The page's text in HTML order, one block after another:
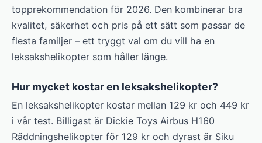
topprekommendation för 2026. Den kombinerar bra
kvalitet, säkerhet och pris på ett sätt som passar de
flesta familjer – ett tryggt val om du vill ha en
leksakshelikopter som håller länge.
Hur mycket kostar en leksakshelikopter?
En leksakshelikopter kostar mellan 129 kr och 449 kr
i vår test. Billigast är Dickie Toys Airbus H160
Räddningshelikopter för 129 kr och dyrast är Siku